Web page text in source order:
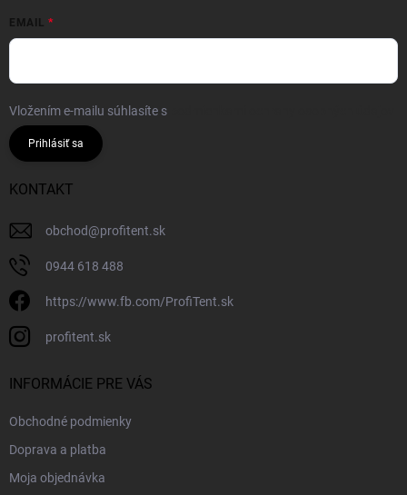
EMAIL
Vložením e-mailu súhlasíte s
Prihlásiť sa
KONTAKT
obchod@profitent.sk
0944 618 488
https://www.fb.com/ProfiTent.sk
profitent.sk
INFORMÁCIE PRE VÁS
Obchodné podmienky
Doprava a platba
Moja objednávka